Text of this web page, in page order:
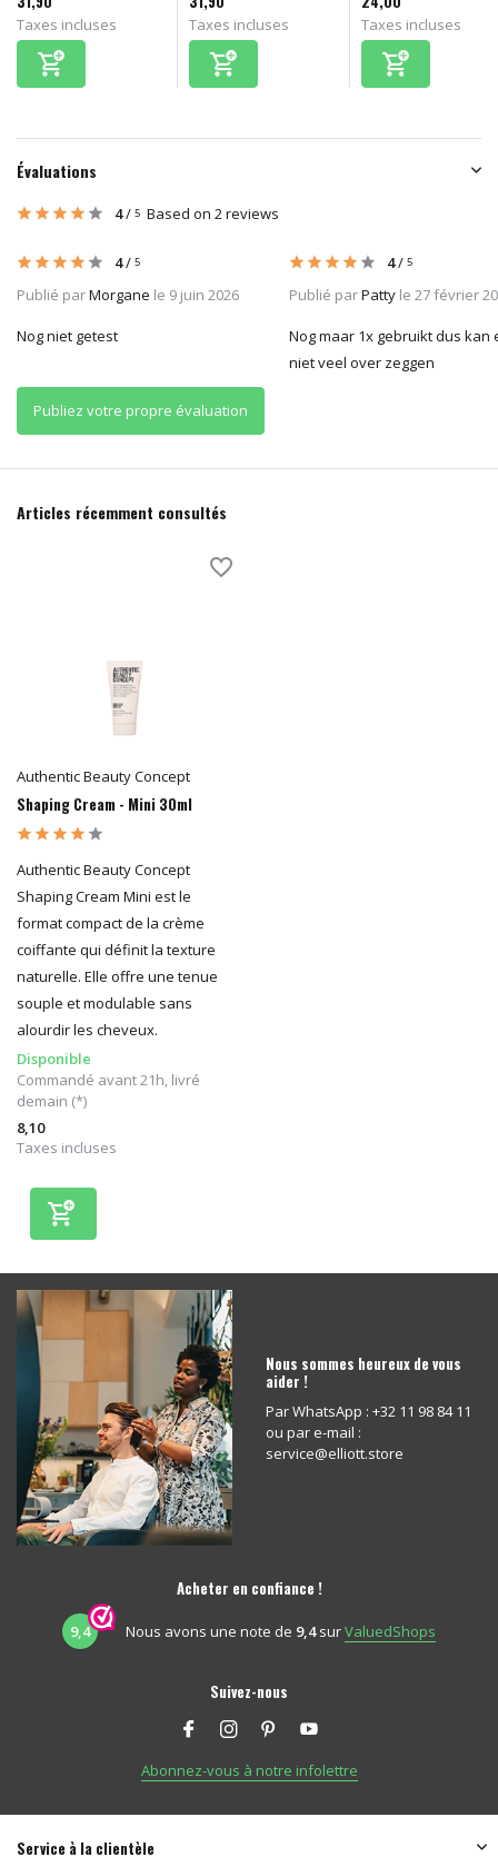
Taxes incluses Taxes incluses Taxes incluses
Évaluations
4/ 5 Based on 2 reviews
4/ 5
Publié parMorgane le 9 juin 2026
Nog niet getest
4/ 5
Publié parPatty le 27 février
Nog maar 1x gebruikt dus kan
niet veel over zeggen
Publiez votre propre évaluation
Articles récemment consultés
Authentic Beauty Concept
Shaping Cream - Mini 30ml
Authentic Beauty Concept
Shaping Cream Mini est le
format compact de la crème
coiffante qui définit la texture
naturelle. Elle offre une tenue
souple et modulable sans
alourdir les cheveux.
Disponible
Commandé avant 21h, livré
demain (*)
8,10
Taxes incluses
Nous sommes heureux de vous
aider !
Par WhatsApp : +32 11 98 84 11
ou par e-mail :
service@elliott.store
Acheter en confiance !
9,4 Nous avons une note de 9,4surValuedShops
Suivez-nous
Abonnez-vous à notre infolettre
Service à la clientèle